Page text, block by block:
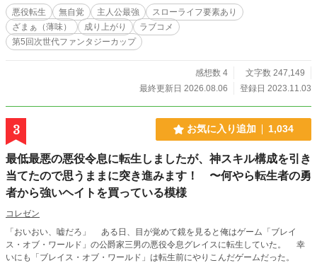
しているものの、それをうまく制御することができず、力を
恐れた貴族たちは次々と婚約話を断り、最後に回ってきたの
が辺境領主であるアズベルのウィドマーク家だったのだ。
さまざまな闇堕ちフラグを抱えるロミーナを救わなくてはと
ル活用して領地繁栄に奔走し、公爵令嬢である彼女に相応し
い男となって幸せにしようと努力を重ねる。 次第に彼の生
産魔法によって生みだされたアイテムは評判となり、いつし
かロミーナの悪評よりもアズベルが生みだす画期的な魔道具
の数々が人々の注目を集めていくように。 「えっ？ 俺が革
る存在に！？
悪役転生 無自覚 主人公最強
スローライフ要素あり
ざまぁ（薄味）
成り上がり
ラブコメ
第5回次世代ファンタジーカップ
感想数 4
文字数 247,149
最終更新日 2026.08.06
登録日 2023.11.03
3 お気に入り追加 1,034
最低最悪の悪役令息に転生しましたが、神スキル構成を引き
当てたので思うままに突き進みます！ 〜何やら転生者の勇
者から強いヘイトを買っている模様
コレゼン
「おいおい、嘘だろ」 ある日、目が覚めて鏡を見ると俺はゲーム「ブレイ
ス・オブ・ワールド」の公爵家三男の悪役令息グレイスに転生していた。 幸
いにも「ブレイス・オブ・ワールド」は転生前にやりこんだゲームだった。